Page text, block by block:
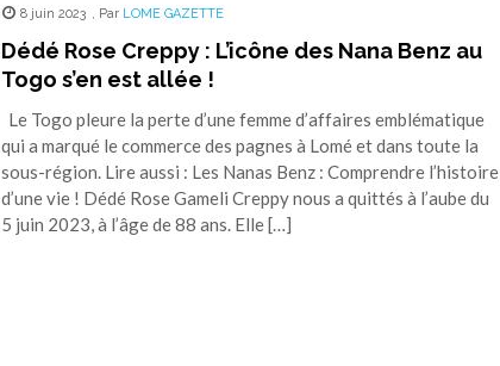
8 juin 2023 , Par LOME GAZETTE
Dédé Rose Creppy : L’icône des Nana Benz au
Togo s’en est allée !
Le Togo pleure la perte d’une femme d’affaires emblématique
qui a marqué le commerce des pagnes à Lomé et dans toute la
sous-région. Lire aussi : Les Nanas Benz : Comprendre l’histoire
d’une vie ! Dédé Rose Gameli Creppy nous a quittés à l’aube du
5 juin 2023, à l’âge de 88 ans. Elle […]